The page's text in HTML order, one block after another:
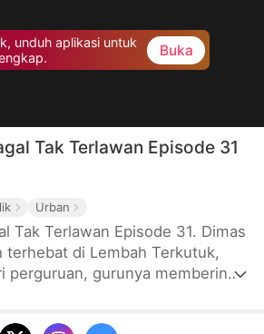
unduh aplikasi untuk
Buka
Tak Terlawan Episode 31
Urban
Tak Terlawan Episode 31. Dimas
terhebat di Lembah Terkutuk,
perguruan, gurunya memberinya